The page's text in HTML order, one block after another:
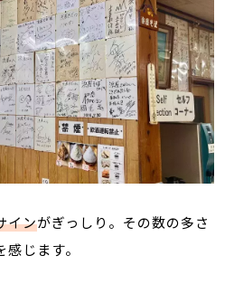
インがぎっしり。その数の多さ
じます。